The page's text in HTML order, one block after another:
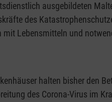
ausgebildeten
des
mit Lebensmitteln und
halten bisher den
des Corona-Virus im